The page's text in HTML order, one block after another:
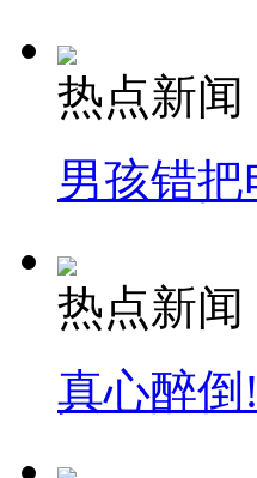
热点新闻
男孩错
热点新闻
真心醉